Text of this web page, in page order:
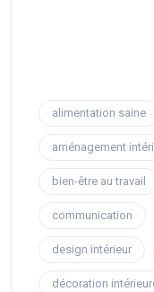
alimentation saine
aménagement
bien-être au travail
communication
design intérieur
décoration